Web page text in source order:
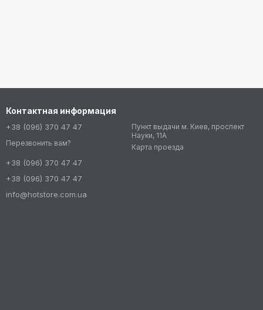
Контактная информация
+38 (096) 370 47 47
Перезвонить вам?
+38 (096) 370 47 47
+38 (096) 370 47 47
info@hotstore.com.ua
Пункт выдачи м. Киев, проспект
Науки, 11А
Карта проезда